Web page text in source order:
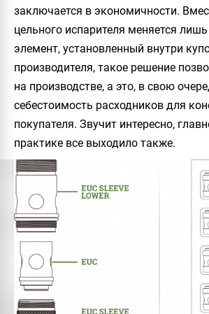
заключается в экономичности.
цельного испарителя меняется
элемент, установленный внутри
производителя, такое решение
на производстве, а это, в свою
себестоимость расходников для
покупателя. Звучит интересно,
практике все выходило также.